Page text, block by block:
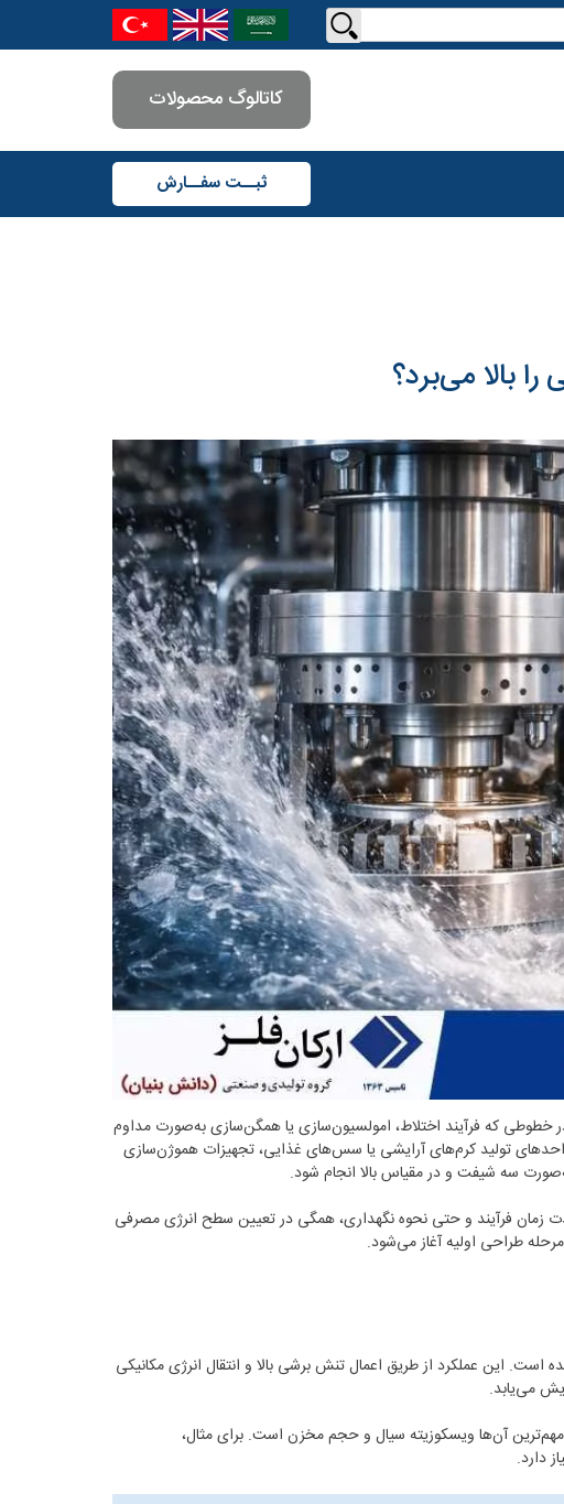
کاتالوگ محصولات
ثبــت سفــارش
بالا می‌برد؟
خطوطی که فرآیند اختلاط، امولسیون‌سازی یا همگن‌سازی به‌صورت مداوم
تولید کرم‌های آرایشی یا سس‌های غذایی، تجهیزات هموژن‌سازی
زمان فرآیند و حتی نحوه نگهداری، همگی در تعیین سطح انرژی مصرفی
طراحی اولیه آغاز می‌شود.
این عملکرد از طریق اعمال تنش برشی بالا و انتقال انرژی مکانیکی
می‌یابد.
مهم‌ترین آن‌ها ویسکوزیته سیال و حجم مخزن است. برای مثال،